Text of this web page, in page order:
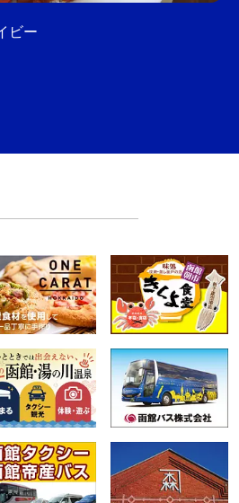
ビー